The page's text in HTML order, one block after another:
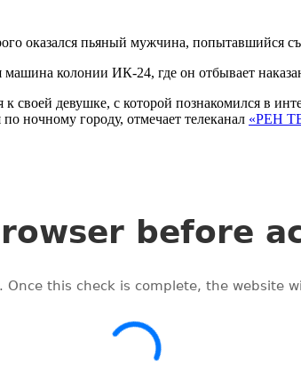
оказался пьяный мужчина, попытавшийся
колонии ИК-24, где он отбывает
девушке, с которой познакомился в
ночному городу, отмечает телеканал «РЕН